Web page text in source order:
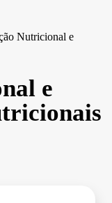
Nutricional e
e